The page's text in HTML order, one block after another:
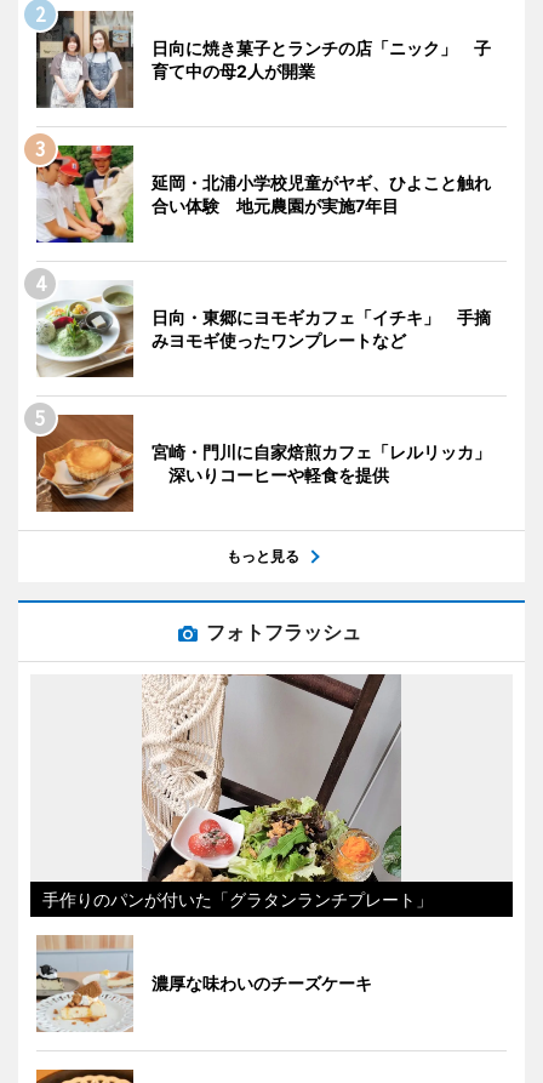
日向に焼き菓子とランチの店「ニック」 子
育て中の母2人が開業
延岡・北浦小学校児童がヤギ、ひよこと触れ
合い体験 地元農園が実施7年目
日向・東郷にヨモギカフェ「イチキ」 手摘
みヨモギ使ったワンプレートなど
宮崎・門川に自家焙煎カフェ「レルリッカ」
深いりコーヒーや軽食を提供
もっと見る
フォトフラッシュ
手作りのパンが付いた「グラタンランチプレート」
濃厚な味わいのチーズケーキ